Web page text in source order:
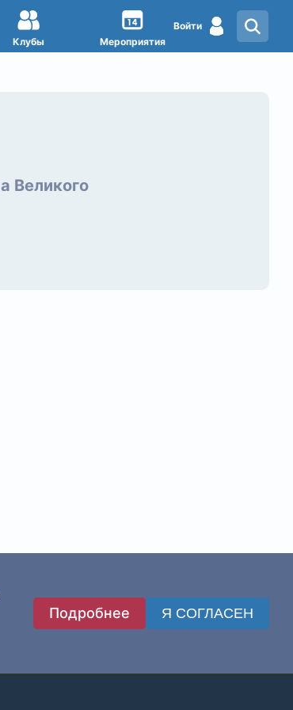
Войти
Клубы Мероприятия
Великого
Подробнее Я СОГЛАСЕН